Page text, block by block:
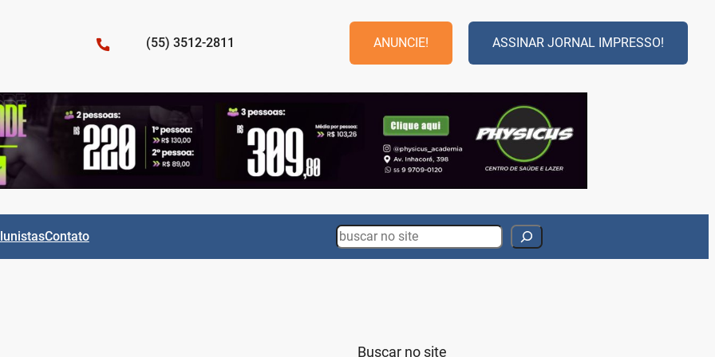
(55) 3512-2811 ANUNCIE! ASSINAR JORNAL IMPRESSO!
Contato Search
Buscar no site